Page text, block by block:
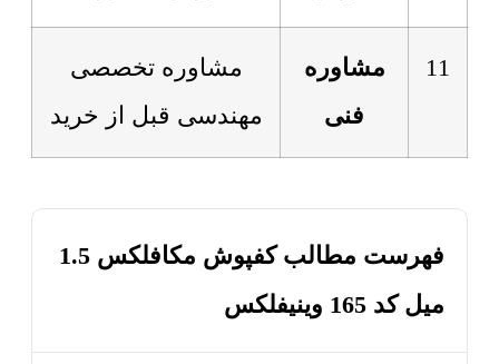
11
مشاوره
فنی
مشاوره تخصصی
مهندسی قبل از خرید
فهرست مطالب کفپوش مکافلکس 1.5
میل کد 165 وینیفلکس